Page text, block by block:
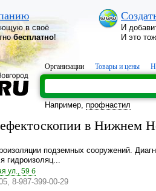
в своё
бесплатно!
И
И это
Организации Товары и цены
Например, профнастил
в Нижнем
подземных сооружений.
гидроизоляц...
ул., 59 б
8-987-399-00-29